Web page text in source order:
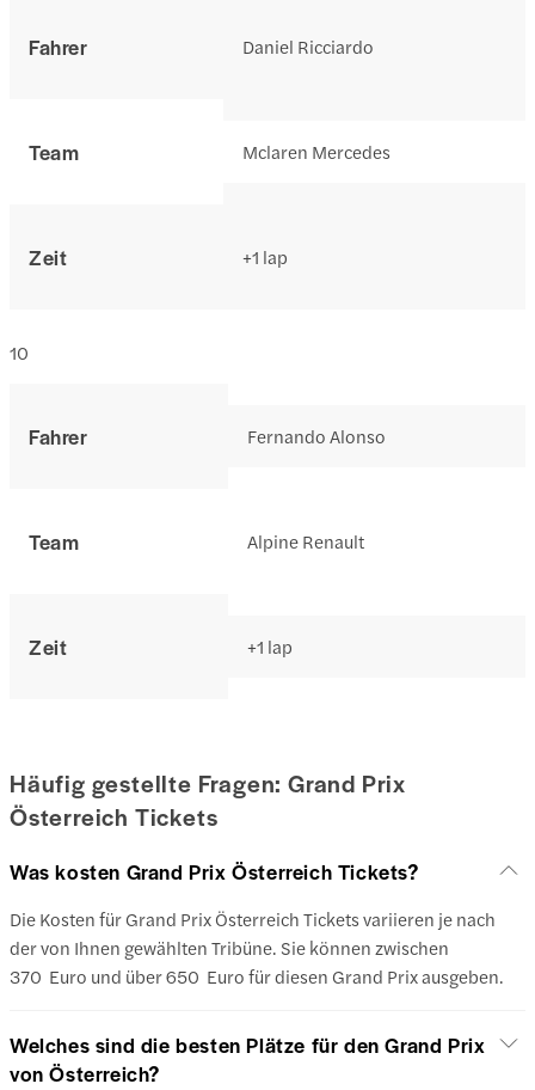
Fahrer
Team
Zeit
Daniel Ricciardo
Mclaren Mercedes
+1 lap
Fahrer
Team
Zeit
10
Fernando Alonso
Alpine Renault
+1 lap
Häufig gestellte Fragen: Grand Prix
Österreich Tickets
Was kosten Grand Prix Österreich Tickets?
Die Kosten für Grand Prix Österreich Tickets variieren je nach
der von Ihnen gewählten Tribüne. Sie können zwischen
370 Euro und über 650 Euro für diesen Grand Prix ausgeben.
Welches sind die besten Plätze für den Grand Prix
von Österreich?